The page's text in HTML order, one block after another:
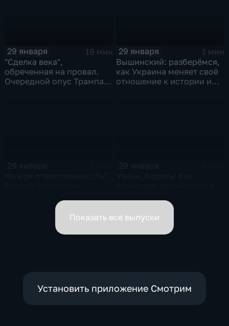
29 января
19 мин
"Сделка века",
обреченная на провал.
Очередной опус Трампа.
29 января
1 мин
Вышинский: разберёмся,
как Украина меняет своё
отношение к истории и
вице-премьеров
Показать все выпуски
Установить приложение Смотрим